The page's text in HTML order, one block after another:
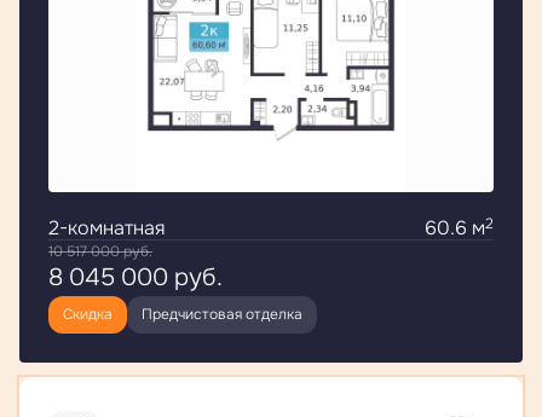
2-комнатная 60.6 м2
10 517 000руб.
8 045 000 руб.
Скидка Предчистовая отделка